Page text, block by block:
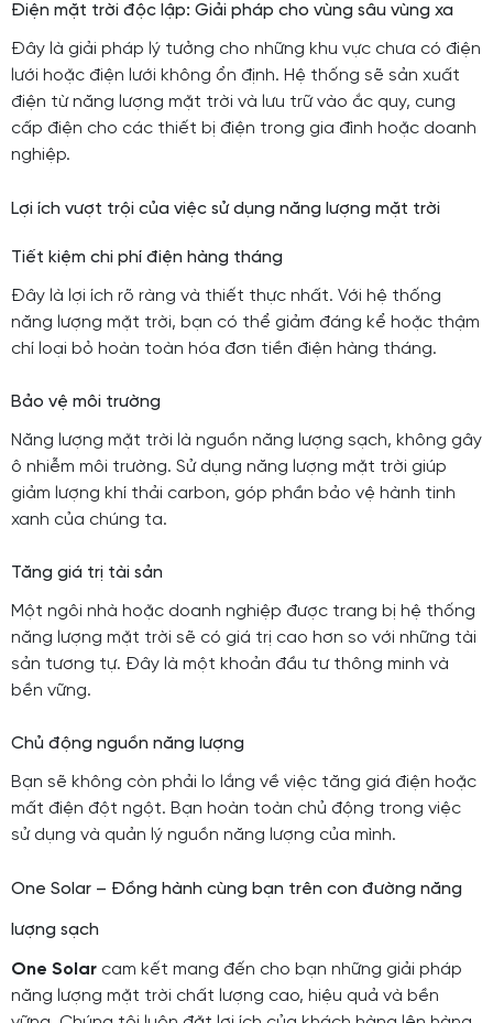
Điện mặt trời độc lập: Giải pháp cho vùng sâu vùng xa
Đây là giải pháp lý tưởng cho những khu vực chưa có điện
lưới hoặc điện lưới không ổn định. Hệ thống sẽ sản xuất
điện từ năng lượng mặt trời và lưu trữ vào ắc quy, cung
cấp điện cho các thiết bị điện trong gia đình hoặc doanh
nghiệp.
Lợi ích vượt trội của việc sử dụng năng lượng mặt trời
Tiết kiệm chi phí điện hàng tháng
Đây là lợi ích rõ ràng và thiết thực nhất. Với hệ thống
năng lượng mặt trời, bạn có thể giảm đáng kể hoặc thậm
chí loại bỏ hoàn toàn hóa đơn tiền điện hàng tháng.
Bảo vệ môi trường
Năng lượng mặt trời là nguồn năng lượng sạch, không gây
ô nhiễm môi trường. Sử dụng năng lượng mặt trời giúp
giảm lượng khí thải carbon, góp phần bảo vệ hành tinh
xanh của chúng ta.
Tăng giá trị tài sản
Một ngôi nhà hoặc doanh nghiệp được trang bị hệ thống
năng lượng mặt trời sẽ có giá trị cao hơn so với những tài
sản tương tự. Đây là một khoản đầu tư thông minh và
bền vững.
Chủ động nguồn năng lượng
Bạn sẽ không còn phải lo lắng về việc tăng giá điện hoặc
mất điện đột ngột. Bạn hoàn toàn chủ động trong việc
sử dụng và quản lý nguồn năng lượng của mình.
One Solar – Đồng hành cùng bạn trên con đường năng
lượng sạch
One Solar cam kết mang đến cho bạn những giải pháp
năng lượng mặt trời chất lượng cao, hiệu quả và bền